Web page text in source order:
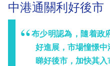
中港通關利好後市
布少明認為，隨着政
好進展，市場憧憬
睇好後市，加快其